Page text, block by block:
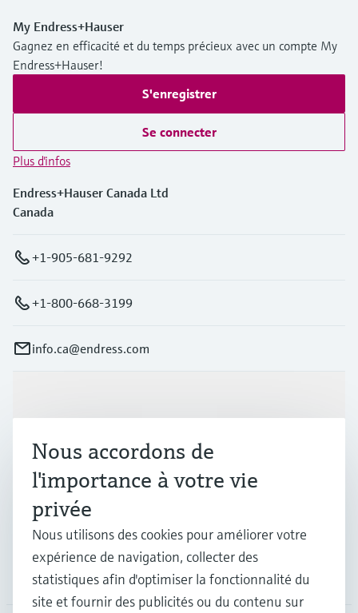
My Endress+Hauser
Gagnez en efficacité et du temps précieux avec un compte My
Endress+Hauser!
S'enregistrer
Se connecter
Plus d'infos
Endress+Hauser Canada Ltd
Canada
+1-905-681-9292
+1-800-668-3199
info.ca@endress.com
Industries
Support
Société
Nous accordons de
l'importance à votre vie
privée
Nous utilisons des cookies pour améliorer votre
expérience de navigation, collecter des
statistiques afin d'optimiser la fonctionnalité du
site et fournir des publicités ou du contenu sur